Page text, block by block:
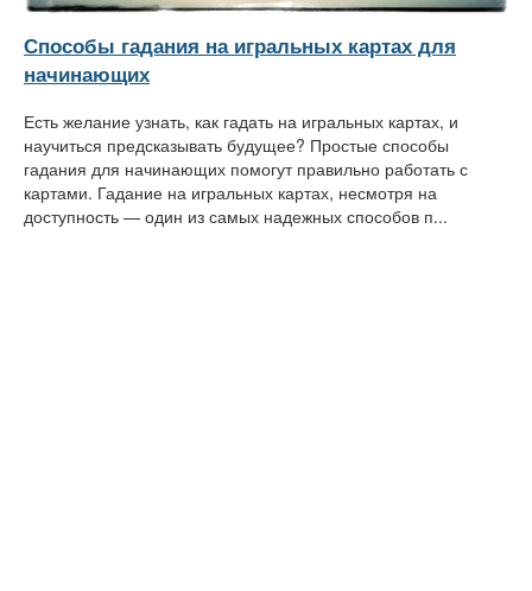
Способы гадания на игральных картах для
начинающих
Есть желание узнать, как гадать на игральных картах, и
научиться предсказывать будущее? Простые способы
гадания для начинающих помогут правильно работать с
картами. Гадание на игральных картах, несмотря на
доступность — один из самых надежных способов п...